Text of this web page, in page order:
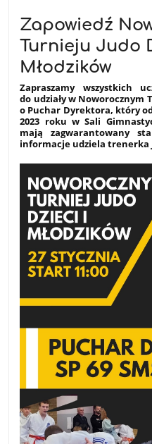
Zapowiedź
Turnieju Judo
Młodzików
Zapraszamy wszystkich
do udziały w Noworocznym
o Puchar Dyrektora, który
2023 roku w Sali
mają zagwarantowany
informacje udziela trenerka